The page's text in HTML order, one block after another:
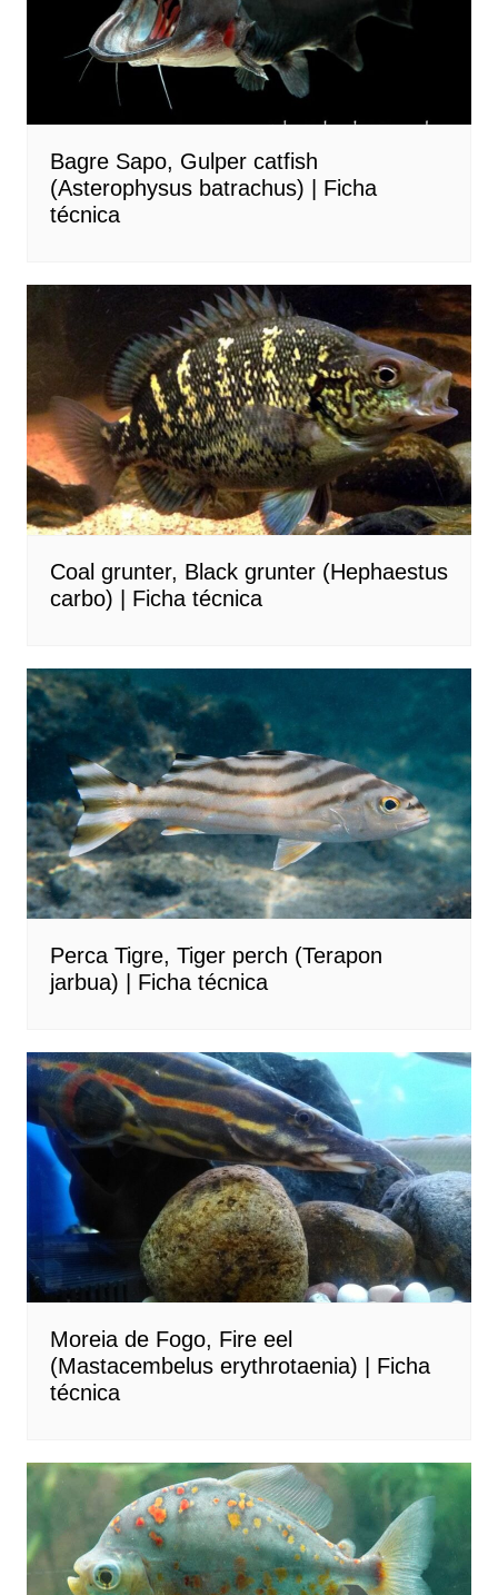
Bagre Sapo, Gulper catfish
(Asterophysus batrachus) | Ficha
técnica
Coal grunter, Black grunter (Hephaestus
carbo) | Ficha técnica
Perca Tigre, Tiger perch (Terapon
jarbua) | Ficha técnica
Moreia de Fogo, Fire eel
(Mastacembelus erythrotaenia) | Ficha
técnica